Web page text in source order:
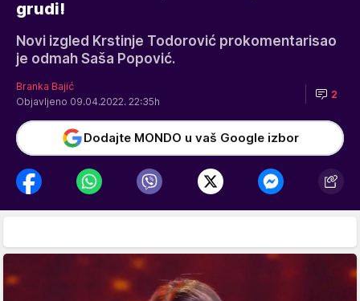
grudi!
Novi izgled Krstinje Todorović prokomentarisao
je odmah Saša Popović.
Branka Bajić
Objavljeno 09.04.2022. 22:35h
2
Dodajte MONDO u vaš Google izbor